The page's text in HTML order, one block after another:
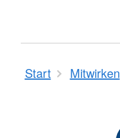
Start Mitwirken